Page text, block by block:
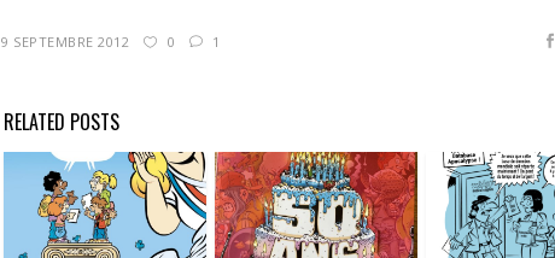
9 SEPTEMBRE 2012 0 1
RELATED POSTS